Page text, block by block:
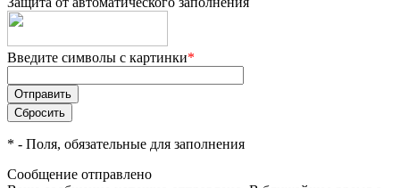
Введите символы с картинки*
* - Поля, обязательные для заполнения
Сообщение отправлено